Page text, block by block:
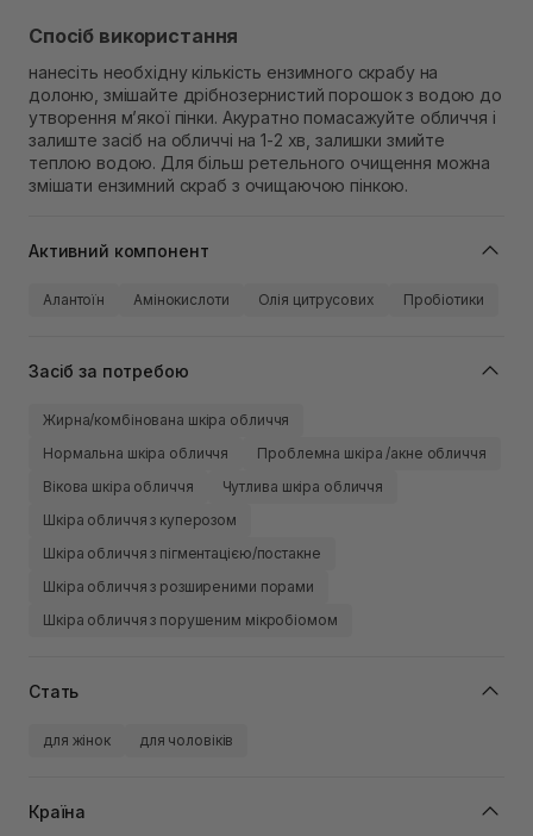
Спосіб використання
нанесіть необхідну кількість ензимного скрабу на
долоню, змішайте дрібнозернистий порошок з водою до
утворення м’якої пінки. Акуратно помасажуйте обличчя і
залиште засіб на обличчі на 1-2 хв, залишки змийте
теплою водою. Для більш ретельного очищення можна
змішати ензимний скраб з очищаючою пінкою.
Активний компонент
Алантоїн Амінокислоти Олія цитрусових Пробіотики
Засіб за потребою
Жирна/комбінована шкіра обличчя
Нормальна шкіра обличчя
Проблемна шкіра /акне обличчя
Вікова шкіра обличчя
Чутлива шкіра обличчя
Шкіра обличчя з куперозом
Шкіра обличчя з пігментацією/постакне
Шкіра обличчя з розширеними порами
Шкіра обличчя з порушеним мікробіомом
Стать
для жінок для чоловіків
Країна